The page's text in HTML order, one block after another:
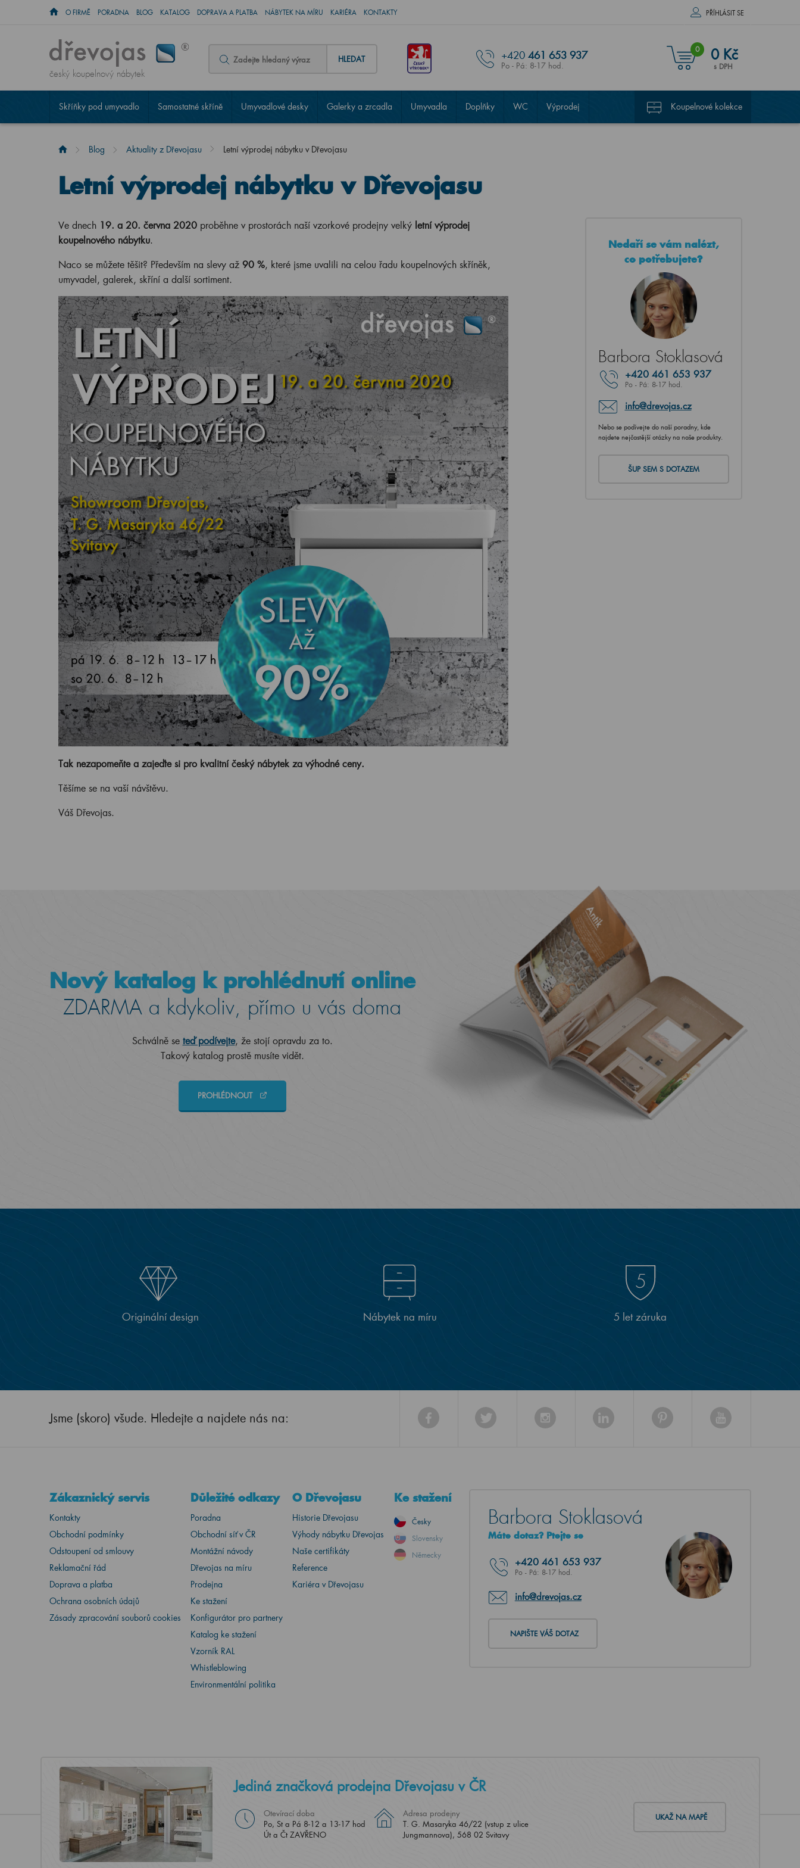
O FIRMĚ PORADNA BLOG KATALOG DOPRAVA A PLATBA NÁBYTEK NA MÍRU KARIÉRA KONTAKTY PŘÍHLÁSIT SE
český koupelnový nábytek
HLEDAT +420 461 653 937
Po - Pá: 8-17 hod.
0 0 Kč
s DPH
Skříňky pod umyvadlo Samostatné skříně Umyvadlové desky Galerky a zrcadla Umyvadla Doplňky WC Výprodej Koupelnové kolekce
Blog Aktuality z Dřevojasu Letní výprodej nábytku v Dřevojasu
Letní výprodej nábytku v Dřevojasu
Ve dnech 19. a 20. června 2020proběhne v prostorách naší vzorkové prodejny velký letní výprodej
koupelnového nábytku.
Naco se můžete těšit? Především na slevy až 90 %, které jsme uvalili na celou řadu koupelnových skříněk,
umyvadel, galerek, skříní a další sortiment.
Tak nezapomeňte a zajeďte si pro kvalitní český nábytek za výhodné ceny.
Těšíme se na vaší návštěvu.
Váš Dřevojas.
Nedaří se vám nalézt,
co potřebujete?
Barbora Stoklasová
+420 461 653 937
Po - Pá: 8-17 hod.
info@drevojas.cz
Nebo se podívejte do naší poradny, kde
najdete nejčastější otázky na naše produkty.
ŠUP SEM S DOTAZEM
Nový katalog k prohlédnutí online
ZDARMA a kdykoliv, přímo u vás doma
Schválně se teď podívejte, že stojí opravdu za to.
Takový katalog prostě musíte vidět.
PROHLÉDNOUT
Originální design Nábytek na míru 5 let záruka
Jsme (skoro) všude. Hledejte a najdete nás na:
Zákaznický servis
Kontakty
Obchodní podmínky
Odstoupení od smlouvy
Reklamační řád
Doprava a platba
Ochrana osobních údajů
Zásady zpracování souborů cookies
Důležité odkazy
Poradna
Obchodní síť v ČR
Montážní návody
Dřevojas na míru
Prodejna
Ke stažení
Konfigurátor pro partnery
Katalog ke stažení
Vzorník RAL
Whistleblowing
Environmentální politika
O Dřevojasu
Historie Dřevojasu
Výhody nábytku Dřevojas
Naše certifikáty
Reference
Kariéra v Dřevojasu
Ke stažení
Česky
Slovensky
Německy
Barbora Stoklasová
Máte dotaz? Ptejte se
+420 461 653 937
Po - Pá: 8-17 hod.
info@drevojas.cz
NAPIŠTE VÁŠ DOTAZ
Jediná značková prodejna Dřevojasu v ČR
Otevírací doba
Po, St a Pá 8-12 a 13-17 hod
Út a Čt ZAVŘENO
Adresa prodejny
T. G. Masaryka 46/22 (vstup z ulice
Jungmannova), 568 02 Svitavy
UKAŽ NA MAPĚ